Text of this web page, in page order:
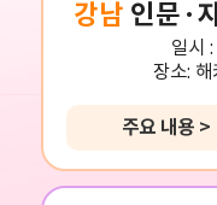
강남 인문·
일시 :
장소:
주요 내용 >